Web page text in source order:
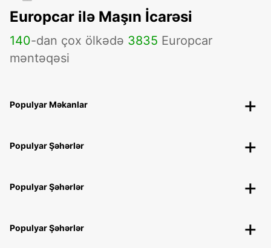
Europcar ilə Maşın İcarəsi
140-dan çox ölkədə 3835 Europcar
məntəqəsi
Populyar Məkanlar
Populyar Şəhərlər
Populyar Şəhərlər
Populyar Şəhərlər